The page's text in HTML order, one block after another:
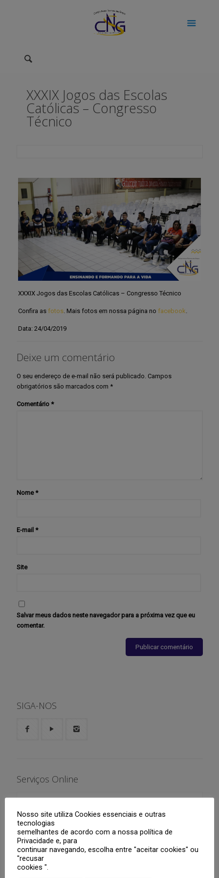
XXXIX Jogos das Escolas
Católicas – Congresso
Técnico
XXXIX Jogos das Escolas Católicas – Congresso Técnico
Confira as fotos. Mais fotos em nossa página no facebook.
Data: 24/04/2019
Deixe um comentário
O seu endereço de e-mail não será publicado. Campos
obrigatórios são marcados com *
Comentário *
Nome *
E-mail *
Site
Salvar meus dados neste navegador para a próxima vez que eu
comentar.
SIGA-NOS
Serviços Online
Boletim
Agenda
Roteiros de Estudo
Responsáveis
Portal Web
Segunda Via de Boleto
Tutoriais
Aplicativo CNSG
Professores
Nosso site utiliza Cookies essenciais e outras
tecnologias
semelhantes de acordo com a nossa política de
Privacidade e, para
continuar navegando, escolha entre "aceitar cookies" ou
"recusar
cookies ".